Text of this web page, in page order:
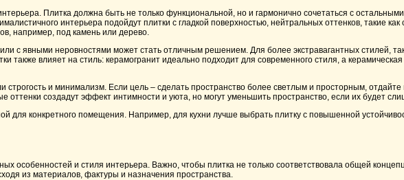
Плитка должна быть не только функциональной, но и гармонично сочетаться с
интерьера подойдут плитки с гладкой поверхностью, нейтральных оттенков, такие
например, под камень или дерево.
с явными неровностями может стать отличным решением. Для более экстравагантных стилей,
также влияет на стиль: керамогранит идеально подходит для современного стиля, а
и минимализм. Если цель – сделать пространство более светлым и просторным,
создадут эффект интимности и уюта, но могут уменьшить пространство, если их будет
для конкретного помещения. Например, для кухни лучше выбрать плитку с повышенной
особенностей и стиля интерьера. Важно, чтобы плитка не только соответствовала общей
из материалов, фактуры и назначения пространства.